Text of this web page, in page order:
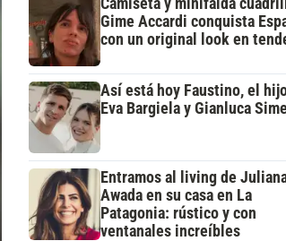
Gime Accardi conquista
con un original look en
Así está hoy Faustino, el
Eva Bargiela y Gianluca
Entramos al living de
Awada en su casa en La
Patagonia: rústico y con
ventanales increíbles